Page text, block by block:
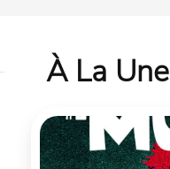
À La Une